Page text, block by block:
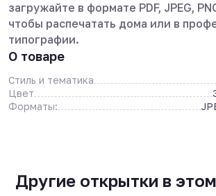
загружайте в формате PDF, JPEG,
чтобы распечатать дома или в
типографии.
О товаре
Стиль и тематика
Цвет
Форматы:
Другие открытки в